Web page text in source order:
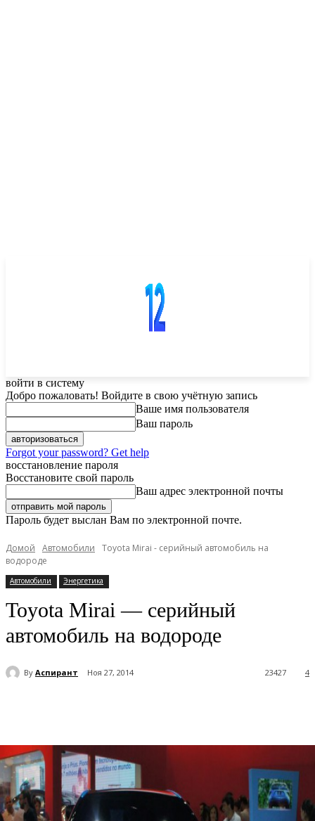
войти в систему
Добро пожаловать! Войдите в свою учётную запись
Ваше имя пользователя
Ваш пароль
Forgot your password? Get help
восстановление пароля
Восстановите свой пароль
Ваш адрес электронной почты
Пароль будет выслан Вам по электронной почте.
Домой Автомобили
Toyota Mirai - серийный автомобиль на
водороде
Автомобили Энергетика
Toyota Mirai — серийный
автомобиль на водороде
By Аспирант Ноя 27, 2014 4
23427